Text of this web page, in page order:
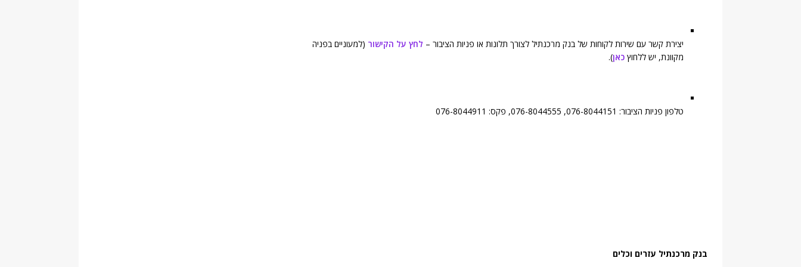
יצירת קשר עם שירות לקוחות של בנק מרכנתיל לצורך תלונות או פניות הציבור – לחץ על הקישור (למעוניים בפניה
מקוונת, יש ללחוץ כאן).
טלפון פניות הציבור: 076-8044151, 076-8044555, פקס: 076-8044911
בנק מרכנתיל עזרים וכלים